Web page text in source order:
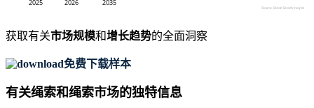
获取有关市场规模和增长趋势的全面洞察
免费下载样本
有关绳索和绳索市场的独特信息